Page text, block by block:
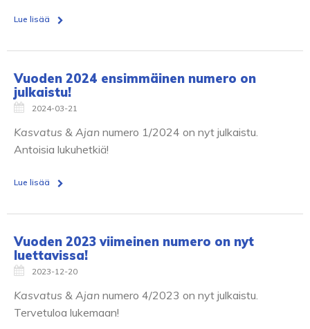
Lue lisää
Vuoden 2024 ensimmäinen numero on
julkaistu!
2024-03-21
Kasvatus & Ajan numero 1/2024 on nyt julkaistu.
Antoisia lukuhetkiä!
Lue lisää
Vuoden 2023 viimeinen numero on nyt
luettavissa!
2023-12-20
Kasvatus & Ajan numero 4/2023 on nyt julkaistu.
Tervetuloa lukemaan!